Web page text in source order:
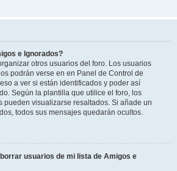
e Ignorados?
otros usuarios del foro. Los usuarios
podrán verse en en Panel de Control de
a ver si están identificados y poder así
Según la plantilla que utilice el foro, los
pueden visualizarse resaltados. Si añade un
todos sus mensajes quedarán ocultos.
usuarios de mi lista de Amigos e